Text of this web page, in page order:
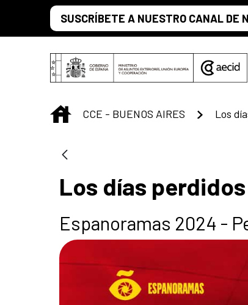
Saltar al contenido principal
SUSCRÍBETE A NUESTRO CANAL DE
INICIO
CCE - BUENOS AIRES Los
Los días perdidos
Espanoramas 2024 -